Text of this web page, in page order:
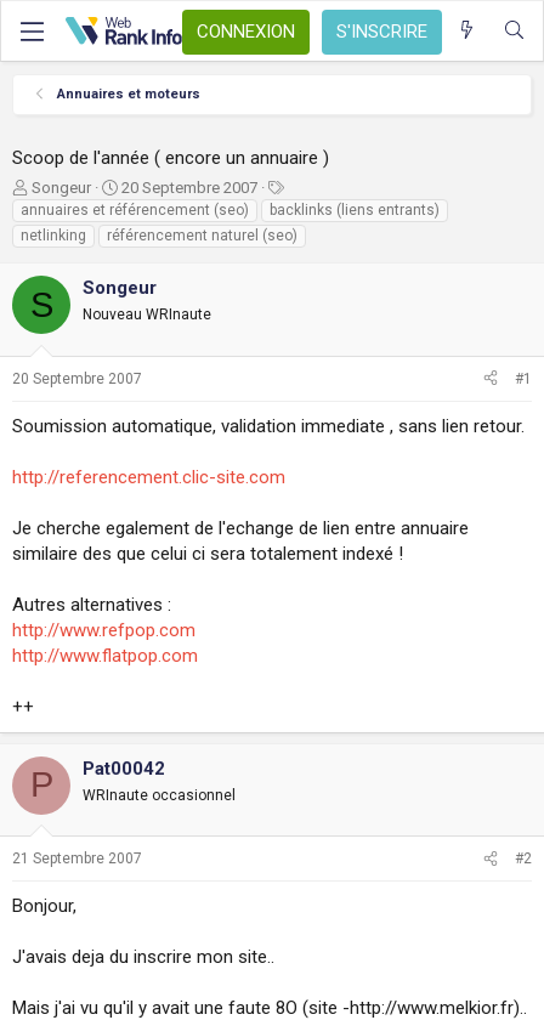
CONNEXION S'INSCRIRE
Annuaires et moteurs
Scoop de l'année ( encore un annuaire )
A
u
t
e
u
r
d
e
a
i
c
u
s
i
n
Songeur
D
a
t
e
e
d
b
u
20 Septembre 2007
T
a
g
s
annuaires et référencement (seo)
backlinks (liens entrants)
netlinking
référencement naturel (seo)
S Songeur
Nouveau WRInaute
20 Septembre 2007 #1
Soumission automatique, validation immediate , sans lien retour.
http://referencement.clic-site.com
Je cherche egalement de l'echange de lien entre annuaire
similaire des que celui ci sera totalement indexé !
Autres alternatives :
http://www.refpop.com
http://www.flatpop.com
++
P Pat00042
WRInaute occasionnel
21 Septembre 2007 #2
Bonjour,
J'avais deja du inscrire mon site..
Mais j'ai vu qu'il y avait une faute 8O (site -http://www.melkior.fr)..